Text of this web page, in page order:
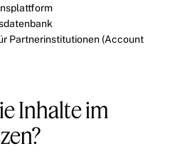
Partnerinstitutionen (Account
Inhalte im